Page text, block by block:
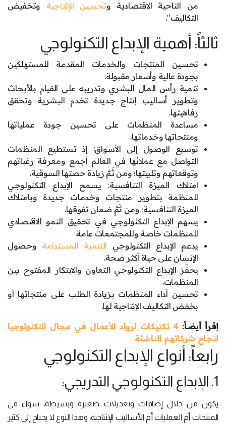
من الناحية الاقتصادية وتحسين الإنتاجية وتخفيض
التكاليف".
ثالثاً: أهمية الإبداع التكنولوجي
تحسين المنتجات والخدمات المقدمة للمستهلكين
بجودة عالية وأسعار مقبولة.
تنمية رأس المال البشري وتدريبه على القيام بالأبحاث
وتطوير أساليب إنتاج جديدة تخدم البشرية وتحقق
رفاهيتها.
مساعدة المنظمات على تحسين جودة عملياتها
ومنتجاتها وخدماتها.
توسيع الوصول إلى الأسواق: إذ تستطيع المنظمات
التواصل مع عملائها في العالم أجمع ومعرفة رغباتهم
وتوقعاتهم وتلبيتها؛ ومن ثَمَّ زيادة حصتها السوقية.
امتلاك الميزة التنافسية: يسمح الإبداع التكنولوجي
للمنظمة بتطوير منتجات وخدمات جديدة وبامتلاك
الميزة التنافسية؛ ومن ثَمَّ ضمان تفوقها.
يسهم الإبداع التكنولوجي في تحقيق النمو الاقتصادي
للمنظمات خاصة وللمجتمعات عامة.
يدعم الإبداع التكنولوجي التنمية المستدامة وحصول
الإنسان على حياة أكثر صحة.
يحفِّز الإبداع التكنولوجي التعاون والابتكار المفتوح بين
المنظمات.
تحسين أداء المنظمات بزيادة الطلب على منتجاتها أو
بخفض التكاليف الإنتاجية لها.
إقرأ أيضاً:
4 تكتيكات لرواد الأعمال في مجال التكنولوجيا
لنجاح شركاتهم الناشئة
رابعاً: أنواع الإبداع التكنولوجي
1. الإبداع التكنولوجي التدريجي:
يكون من خلال إضافات وتعديلات صغيرة وبسيطة، سواء في
المنتجات أم العمليات أم الأساليب الإنتاجية، وهذا النوع لا يحتاج إلى كثير